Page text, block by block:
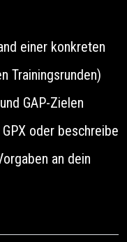
einer konkreten
Trainingsrunden)
GAP-Zielen
oder beschreibe
an dein